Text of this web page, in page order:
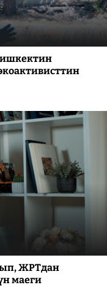
ЖРТдан
маеги